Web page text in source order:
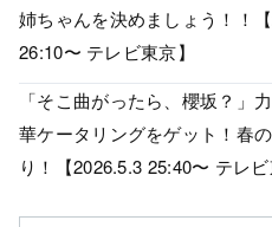
姉ちゃんを決めましょう！！
26:10〜 テレビ東京】
「そこ曲がったら、櫻坂？」
華ケータリングをゲット！春
り！【2026.5.3 25:40〜 テレビ